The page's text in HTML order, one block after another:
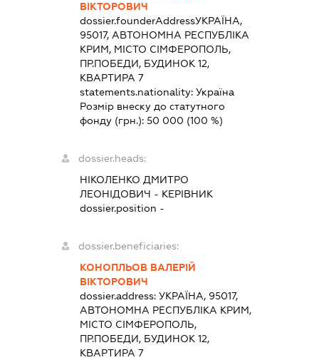
ВІКТОРОВИЧ
dossier.founderAddressУКРАЇНА,
95017, АВТОНОМНА РЕСПУБЛІКА
КРИМ, МІСТО СІМФЕРОПОЛЬ,
ПР.ПОБЕДИ, БУДИНОК 12,
КВАРТИРА 7
statements.nationality:Україна
Розмір внеску до статутного
фонду (грн.):50 000 (100 %)
dossier.heads:
НІКОЛЕНКО ДМИТРО
ЛЕОНІДОВИЧ - КЕРІВНИК
dossier.position -
dossier.beneficiaries:
КОНОПЛЬОВ ВАЛЕРІЙ
ВІКТОРОВИЧ
dossier.address:УКРАЇНА, 95017,
АВТОНОМНА РЕСПУБЛІКА КРИМ,
МІСТО СІМФЕРОПОЛЬ,
ПР.ПОБЕДИ, БУДИНОК 12,
КВАРТИРА 7